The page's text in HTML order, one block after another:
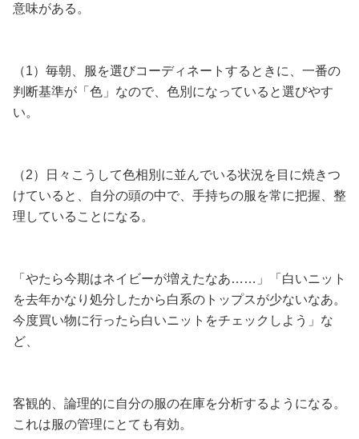
意味がある。
（1）毎朝、服を選びコーディネートするときに、一番の
判断基準が「色」なので、色別になっていると選びやす
い。
（2）日々こうして色相別に並んでいる状況を目に焼きつ
けていると、自分の頭の中で、手持ちの服を常に把握、整
理していることになる。
「やたら今期はネイビーが増えたなあ……」「白いニット
を去年かなり処分したから白系のトップスが少ないなあ。
今度買い物に行ったら白いニットをチェックしよう」な
ど、
客観的、論理的に自分の服の在庫を分析するようになる。
これは服の管理にとても有効。